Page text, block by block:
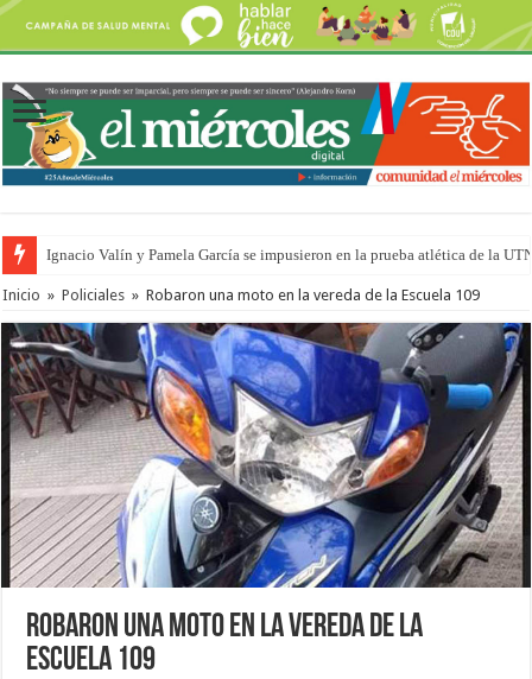
Ignacio Valín y Pamela García se impusieron en la prueba atlética de la
Inicio » Policiales » Robaron una moto en la vereda de la Escuela 109
Robaron una moto en la vereda de la
Escuela 109